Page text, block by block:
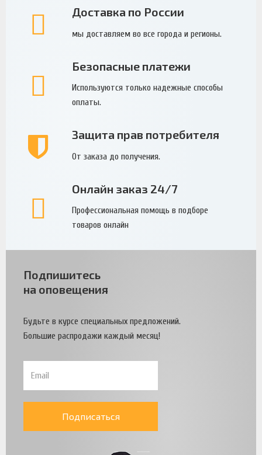
Доставка по России
мы доставляем во все города и регионы.
Безопасные платежи
Используются только надежные способы
оплаты.
Защита прав потребителя
От заказа до получения.
Онлайн заказ 24/7
Профессиональная помощь в подборе
товаров онлайн
Подпишитесь
на оповещения
Будьте в курсе специальных предложений.
Большие распродажи каждый месяц!
Подписаться